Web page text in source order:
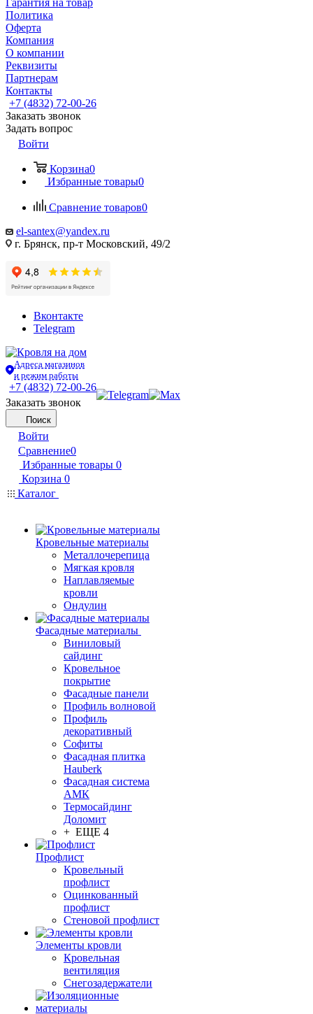
Гарантия на товар
Политика
Оферта
Компания
О компании
Реквизиты
Партнерам
Контакты
+7 (4832) 72-00-26
Заказать звонок
Задать вопрос
Войти
Корзина0
Избранные товары0
Сравнение товаров0
el-santex@yandex.ru
г. Брянск, пр-т Московский, 49/2
Вконтакте
Telegram
Адреса магазинов
и режим работы
+7 (4832) 72-00-26
Заказать звонок
Поиск
Войти
Сравнение0
Избранные товары 0
Корзина 0
Каталог
Кровельные материалы
Металлочерепица
Мягкая кровля
Наплавляемые
кровли
Ондулин
Фасадные материалы
Виниловый
сайдинг
Кровельное
покрытие
Фасадные панели
Профиль волновой
Профиль
декоративный
Софиты
Фасадная плитка
Hauberk
Фасадная система
АМК
Термосайдинг
Доломит
+ ЕЩЕ 4
Профлист
Кровельный
профлист
Оцинкованный
профлист
Стеновой профлист
Элементы кровли
Кровельная
вентиляция
Снегозадержатели